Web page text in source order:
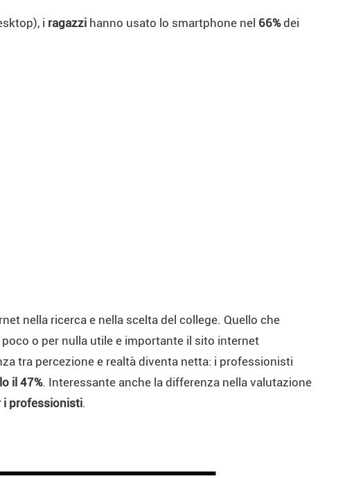
i ragazzi hanno usato lo smartphone nel 66%dei
nella ricerca e nella scelta del college. Quello che
o per nulla utile e importante il sito internet
tra percezione e realtà diventa netta: i professionisti
il 47%. Interessante anche la differenza nella valutazione
i professionisti.